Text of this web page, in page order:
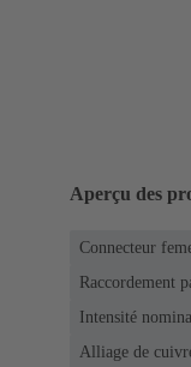
Aperçu des
Connecteur
Raccordement
Intensité
Alliage de